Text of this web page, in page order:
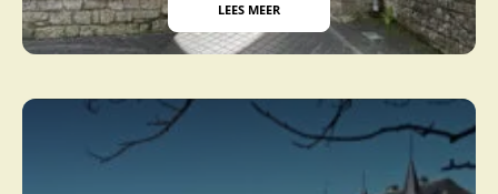
LEES MEER